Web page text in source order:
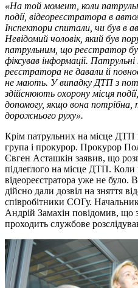
«На той момент, коли
події, відеореєстратора в
Інспектори спитали, чи був в
Невідомий чоловік, який був
патрульним, що реєстратор
фіксував інформації.
реєстратора не давали й
не мають. У випадку ДТП з
здійснюють охорону місця
допомогу, якщо вона
дорожнього руху».
Крім патрульних на місце ДТП
група і прокурор. Прокурор
Євген Асташкін заявив, що
підлеглого на місце ДТП. Коли
відеореєстратора уже не було.
дійсно дали дозвіл на зняття
співробітники СОГу.
Андрій Замахін повідомив, що
проходить службове